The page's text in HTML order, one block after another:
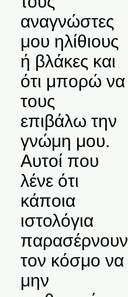
αναγνώστες
μου ηλίθιους
ή βλάκες και
ότι μπορώ να
τους
επιβάλω την
γνώμη μου.
Αυτοί που
λένε ότι
κάποια
ιστολόγια
παρασέρνουν
τον κόσμο να
μην